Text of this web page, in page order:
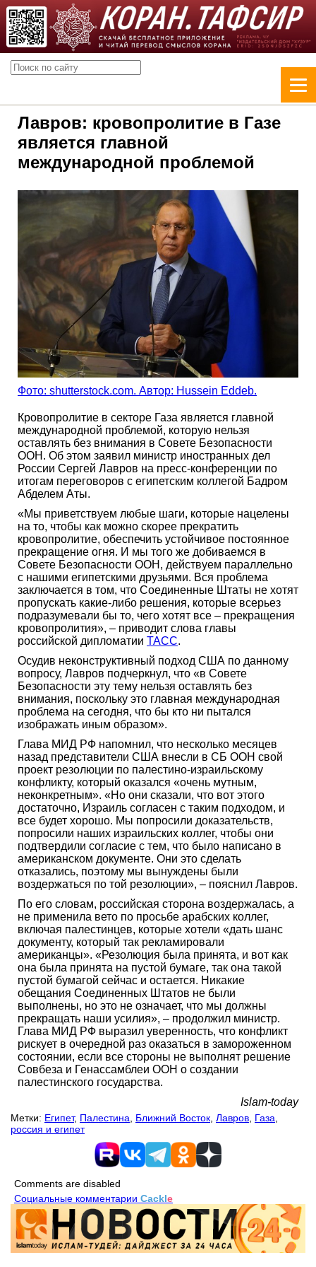
Лавров: кровопролитие в Газе
является главной
международной проблемой
Фото: shutterstock.com. Автор: Hussein Eddeb.
Кровопролитие в секторе Газа является главной
международной проблемой, которую нельзя
оставлять без внимания в Совете Безопасности
ООН. Об этом заявил министр иностранных дел
России Сергей Лавров на пресс-конференции по
итогам переговоров с египетским коллегой Бадром
Абделем Аты.
«Мы приветствуем любые шаги, которые нацелены
на то, чтобы как можно скорее прекратить
кровопролитие, обеспечить устойчивое постоянное
прекращение огня. И мы того же добиваемся в
Совете Безопасности ООН, действуем параллельно
с нашими египетскими друзьями. Вся проблема
заключается в том, что Соединенные Штаты не хотят
пропускать какие-либо решения, которые всерьез
подразумевали бы то, чего хотят все – прекращения
кровопролития», – приводит слова главы
российской дипломатии ТАСС.
Осудив неконструктивный подход США по данному
вопросу, Лавров подчеркнул, что «в Совете
Безопасности эту тему нельзя оставлять без
внимания, поскольку это главная международная
проблема на сегодня, что бы кто ни пытался
изображать иным образом».
Глава МИД РФ напомнил, что несколько месяцев
назад представители США внесли в СБ ООН свой
проект резолюции по палестино-израильскому
конфликту, который оказался «очень мутным,
неконкретным». «Но они сказали, что вот этого
достаточно, Израиль согласен с таким подходом, и
все будет хорошо. Мы попросили доказательств,
попросили наших израильских коллег, чтобы они
подтвердили согласие с тем, что было написано в
американском документе. Они это сделать
отказались, поэтому мы вынуждены были
воздержаться по той резолюции», – пояснил Лавров.
По его словам, российская сторона воздержалась, а
не применила вето по просьбе арабских коллег,
включая палестинцев, которые хотели «дать шанс
документу, который так рекламировали
американцы». «Резолюция была принята, и вот как
она была принята на пустой бумаге, так она такой
пустой бумагой сейчас и остается. Никакие
обещания Соединенных Штатов не были
выполнены, но это не означает, что мы должны
прекращать наши усилия», – продолжил министр.
Глава МИД РФ выразил уверенность, что конфликт
рискует в очередной раз оказаться в замороженном
состоянии, если все стороны не выполнят решение
Совбеза и Генассамблеи ООН о создании
палестинского государства.
Islam-today
Метки: Египет, Палестина Ближний Восток Лавров Газа
россия и египет
Comments are disabled
Социальные комментарии Cackle